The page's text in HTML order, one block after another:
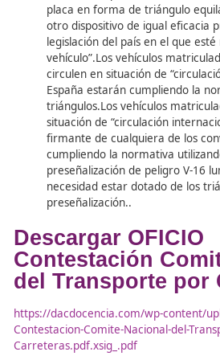
Se recuerda igualmente
de emergencia si el
las luces de posición y de
apartado 4 del referido
En el caso de caída de
dónde consideran
nueva señal V16? ¿en el
lo planteado en la
mercancía caída,
metálicas en dónde
En todo caso en el
respuesta a la pregunta
que el haz luminoso debe
m, lo que permite a los
medidas oportunas y en el
físicamente, lo será con